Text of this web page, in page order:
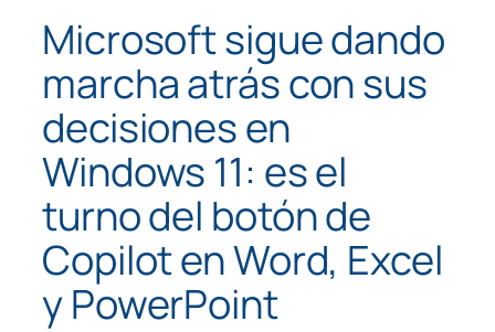
Microsoft sigue dando
marcha atrás con sus
decisiones en
Windows 11: es el
turno del botón de
Copilot en Word, Excel
y PowerPoint